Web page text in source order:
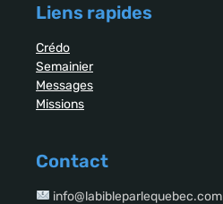
Liens rapides
Crédo
Semainier
Messages
Missions
Contact
info@labibleparlequebec.com